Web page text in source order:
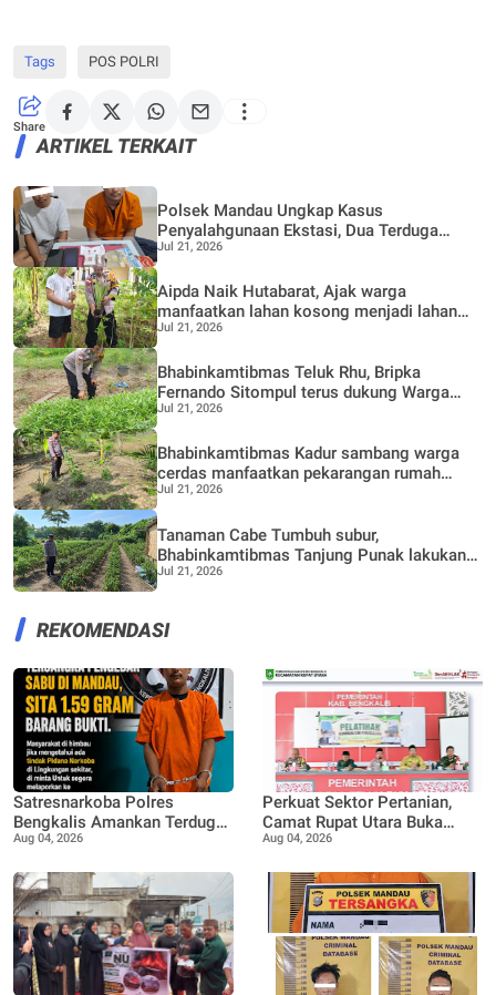
Tags POS POLRI
Share
ARTIKEL TERKAIT
Polsek Mandau Ungkap Kasus
Penyalahgunaan Ekstasi, Dua Terduga
Diamankan Dukung Program P4GN
Jul 21, 2026
Aipda Naik Hutabarat, Ajak warga
manfaatkan lahan kosong menjadi lahan
Produktif, Perkebunan Nenas
Jul 21, 2026
Bhabinkamtibmas Teluk Rhu, Bripka
Fernando Sitompul terus dukung Warga
dalam pemanfaatan pekarangan Rumah
Jul 21, 2026
Bhabinkamtibmas Kadur sambang warga
cerdas manfaatkan pekarangan rumah
untuk di buat lokasi pertanian bergizi
Jul 21, 2026
Tanaman Cabe Tumbuh subur,
Bhabinkamtibmas Tanjung Punak lakukan
perawatan bersama Petani
Jul 21, 2026
REKOMENDASI
Satresnarkoba Polres
Bengkalis Amankan Terduga
Pengedar Sabu di Mandau,
Aug 04, 2026
Perkuat Sektor Pertanian,
Camat Rupat Utara Buka
Pelatihan Budidaya dan
Pertanian di Desa Teluk Rhu
Aug 04, 2026